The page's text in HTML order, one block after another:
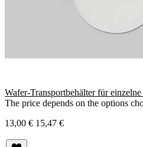
Wafer-Transportbehälter für
The price depends on the options
13,00 € 15,47 €